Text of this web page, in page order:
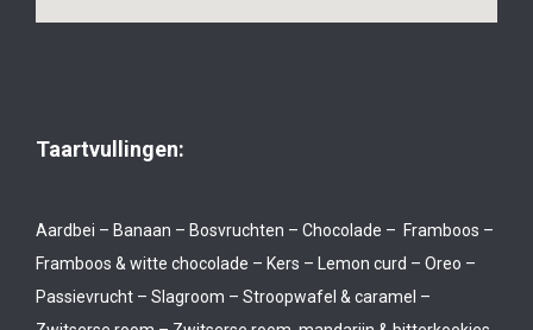
Taartvullingen:
Aardbei – Banaan – Bosvruchten – Chocolade – Framboos –
Framboos & witte chocolade – Kers – Lemon curd – Oreo –
Passievrucht – Slagroom – Stroopwafel & caramel –